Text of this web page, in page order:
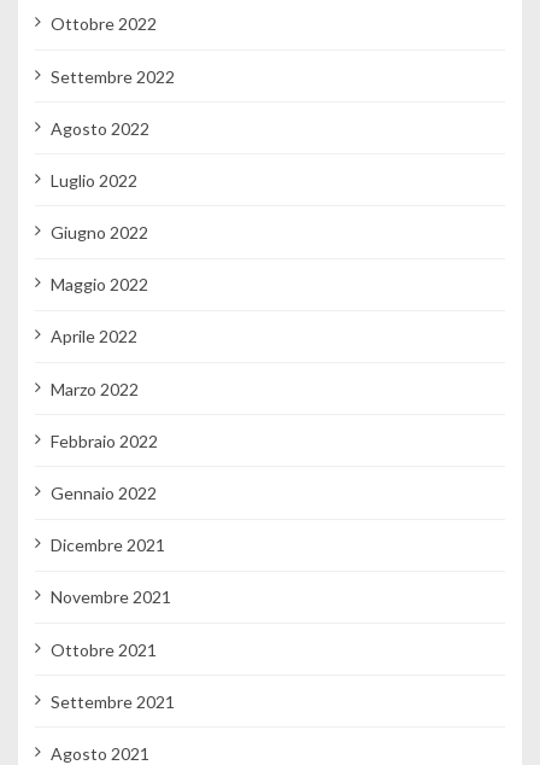
Ottobre 2022
Settembre 2022
Agosto 2022
Luglio 2022
Giugno 2022
Maggio 2022
Aprile 2022
Marzo 2022
Febbraio 2022
Gennaio 2022
Dicembre 2021
Novembre 2021
Ottobre 2021
Settembre 2021
Agosto 2021